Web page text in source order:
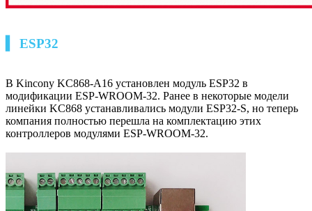
▍ ESP32
В Kincony KC868-A16 установлен модуль ESP32 в
модификации ESP-WROOM-32. Ранее в некоторые модели
линейки KC868 устанавливались модули ESP32-S, но теперь
компания полностью перешла на комплектацию этих
контроллеров модулями ESP-WROOM-32.